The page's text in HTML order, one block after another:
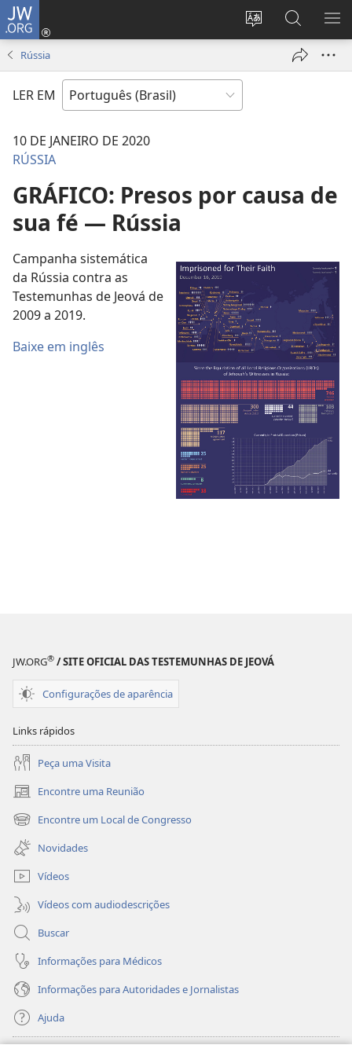
JW.ORG
Mudar
idioma
Log
janela)
Buscar
no
JW.ORG
Rússia
LER EM
10 DE JANEIRO DE 2020
RÚSSIA
GRÁFICO: Presos por causa de
sua fé — Rússia
Campanha sistemática
da Rússia contra as
Testemunhas de Jeová de
2009 a 2019.
Baixe em inglês
JW.ORG® / SITE OFICIAL DAS TESTEMUNHAS DE JEOVÁ
Configurações de aparência
Links rápidos
Peça uma Visita
Encontre uma Reunião
(abre
nova
janela)
Encontre um Local de Congresso
(abre
nova
janela)
Novidades
Vídeos
Vídeos com audiodescrições
Buscar
Informações para Médicos
Informações para Autoridades e Jornalistas
Ajuda